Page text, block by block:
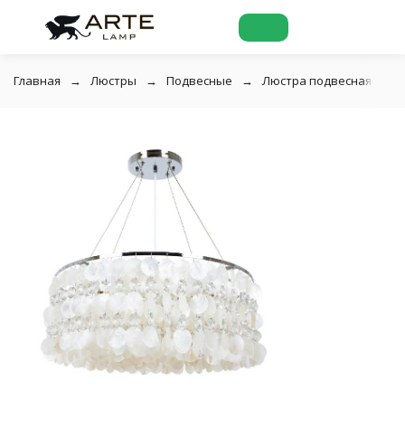
Главная Люстры Подвесные Люстра подвесная Arte